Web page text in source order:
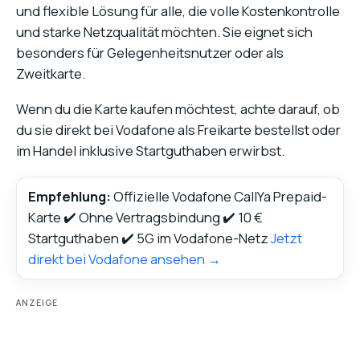
und flexible Lösung für alle, die volle Kostenkontrolle
und starke Netzqualität möchten. Sie eignet sich
besonders für Gelegenheitsnutzer oder als
Zweitkarte.
Wenn du die Karte kaufen möchtest, achte darauf, ob
du sie direkt bei Vodafone als Freikarte bestellst oder
im Handel inklusive Startguthaben erwirbst.
Empfehlung:Offizielle Vodafone CallYa Prepaid-
Karte ✔️ Ohne Vertragsbindung✔️ 10 €
Startguthaben ✔️ 5G im Vodafone-NetzJetzt
direkt bei Vodafone ansehen →
ANZEIGE